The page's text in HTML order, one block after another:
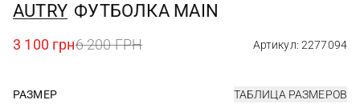
AUTRY ФУТБОЛКА MAIN
3 100 грн6 200 ГРН Артикул: 2277094
РАЗМЕР ТАБЛИЦА РАЗМЕРОВ